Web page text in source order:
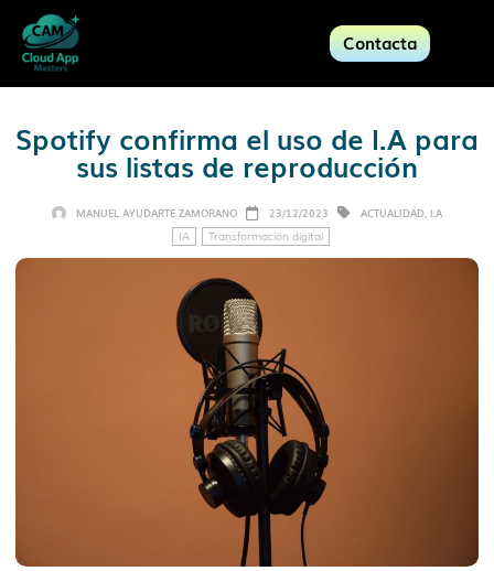
Contacta
Spotify confirma el uso de I.A para
sus listas de reproducción
MANUEL AYUDARTE ZAMORANO 23/12/2023 ACTUALIDAD, I.A
IA Transformación digital